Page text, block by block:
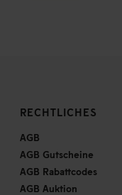
RECHTLICHES
AGB
AGB Gutscheine
AGB Rabattcodes
AGB Auktion